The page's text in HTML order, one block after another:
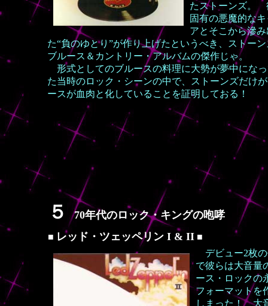
たストーンズ。
固有の悪魔的な
アとそこから滲み
た“負のゆとり”が作り上げたというべき、ストー
ブルース＆カントリー・アルバムの傑作じゃ。
形式としてのブルースの料理に大勢が夢中にな
た当時のロック・シーンの中で、ストーンズだけ
ースが血肉と化していることを証明しておる！
５ 70年代のロック・キングの咆哮
■ レッド・ツェッペリン I & II ■
デビュー2枚
で彼らは大音量
ース・ロックの
フォーマットを
しまった！ 大